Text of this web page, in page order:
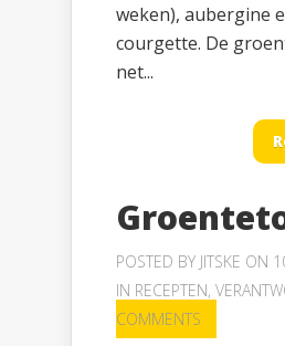
weken), aubergine
courgette. De
net...
POSTED BY JITSKE ON
IN RECEPTEN,
COMMENTS